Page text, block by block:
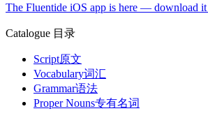
The Fluentide iOS app is here — download
Catalogue 目录
Script原文
Vocabulary词汇
Grammar语法
Proper Nouns专有名词